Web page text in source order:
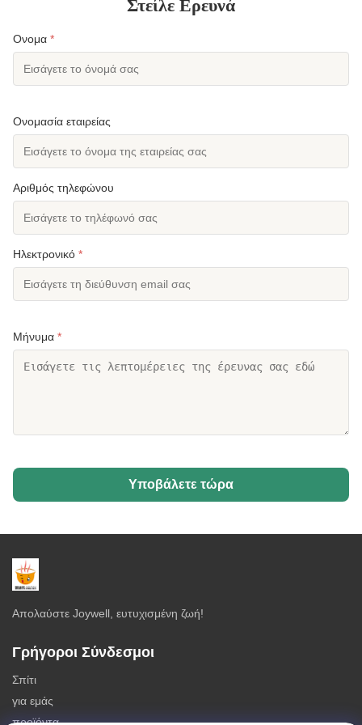
Στείλε Ερευνά
Ονομα *
Ονομασία εταιρείας
Αριθμός τηλεφώνου
Ηλεκτρονικό *
Μήνυμα *
Υποβάλετε τώρα
Απολαύστε Joywell, ευτυχισμένη ζωή!
Γρήγοροι Σύνδεσμοι
Σπίτι
για εμάς
προϊόντα